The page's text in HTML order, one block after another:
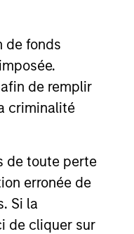
de fonds
de remplir
criminalité
de toute perte
erronée de
Si la
de cliquer sur